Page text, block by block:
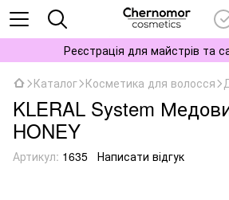
Реєстрація для майстрів та
Каталог Косметика для волосся
KLERAL System
HONEY
Артикул: 1635 Написати відгук